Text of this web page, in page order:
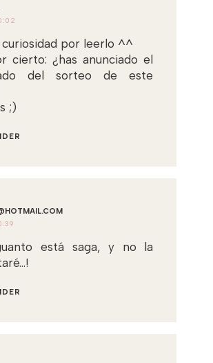
curiosidad por leerlo ^^
cierto: ¿has anunciado el
del sorteo de este
;)
está saga, y no la